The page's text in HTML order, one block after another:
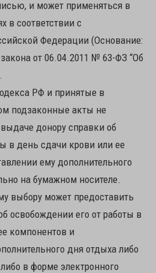
и может применяться в
в соответствии с
Федерации (Основание:
от 06.04.2011 № 63-ФЗ “Об
РФ и принятые в
подзаконные акты не
донору справки об
в день сдачи крови или ее
ему дополнительного
на бумажном носителе.
выбору может предоставить
освобождении его от работы в
компонентов и
дня отдыха либо
в форме электронного